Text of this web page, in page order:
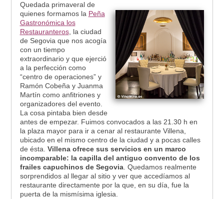
Quedada primaveral de
quienes formamos la Peña
Gastronómica los
Restauranteros, la ciudad
de Segovia que nos acogía
con un tiempo
extraordinario y que ejerció
a la perfección como
“centro de operaciones” y
Ramón Cobeña y Juanma
Martín como anfitriones y
organizadores del evento.
La cosa pintaba bien desde
antes de empezar. Fuimos convocados a las 21.30 h en
la plaza mayor para ir a cenar al restaurante Villena,
ubicado en el mismo centro de la ciudad y a pocas calles
de ésta. Villena ofrece sus servicios en un marco
incomparable: la capilla del antiguo convento de los
frailes capuchinos de Segovia. Quedamos realmente
sorprendidos al llegar al sitio y ver que accedíamos al
restaurante directamente por la que, en su día, fue la
puerta de la mismísima iglesia.